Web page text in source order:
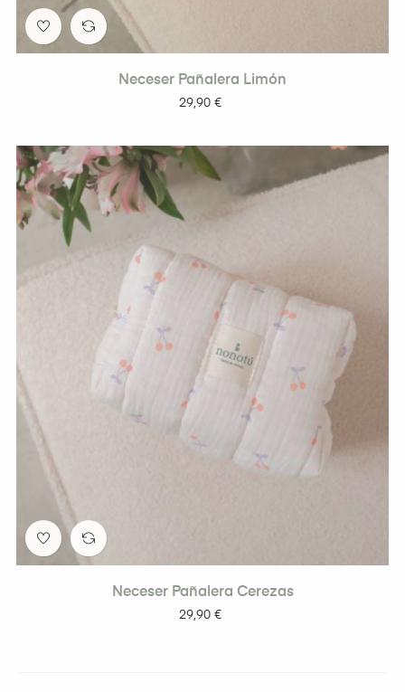
Neceser Pañalera Limón
Precio
29,90 €
Neceser Pañalera Cerezas
Precio
29,90 €